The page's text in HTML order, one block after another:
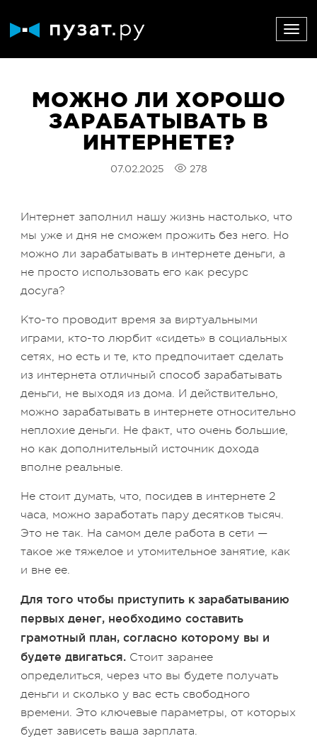
МОЖНО ЛИ ХОРОШО
ЗАРАБАТЫВАТЬ В
ИНТЕРНЕТЕ?
07.02.2025 278
Интернет заполнил нашу жизнь настолько, что
мы уже и дня не сможем прожить без него. Но
можно ли зарабатывать в интернете деньги, а
не просто использовать его как ресурс
досуга?
Кто-то проводит время за виртуальными
играми, кто-то люрбит «сидеть» в социальных
сетях, но есть и те, кто предпочитает сделать
из интернета отличный способ зарабатывать
деньги, не выходя из дома. И действительно,
можно зарабатывать в интернете относительно
неплохие деньги. Не факт, что очень большие,
но как дополнительный источник дохода
вполне реальные.
Не стоит думать, что, посидев в интернете 2
часа, можно заработать пару десятков тысяч.
Это не так. На самом деле работа в сети —
такое же тяжелое и утомительное занятие, как
и вне ее.
Для того чтобы приступить к зарабатыванию
первых денег, необходимо составить
грамотный план, согласно которому вы и
будете двигаться. Стоит заранее
определиться, через что вы будете получать
деньги и сколько у вас есть свободного
времени. Это ключевые параметры, от которых
будет зависеть ваша зарплата.